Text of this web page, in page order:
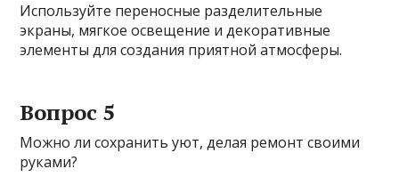
Используйте переносные разделительные
экраны, мягкое освещение и декоративные
элементы для создания приятной атмосферы.
Вопрос 5
Можно ли сохранить уют, делая ремонт своими
руками?